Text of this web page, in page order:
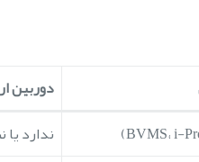
دوربین
ندارد